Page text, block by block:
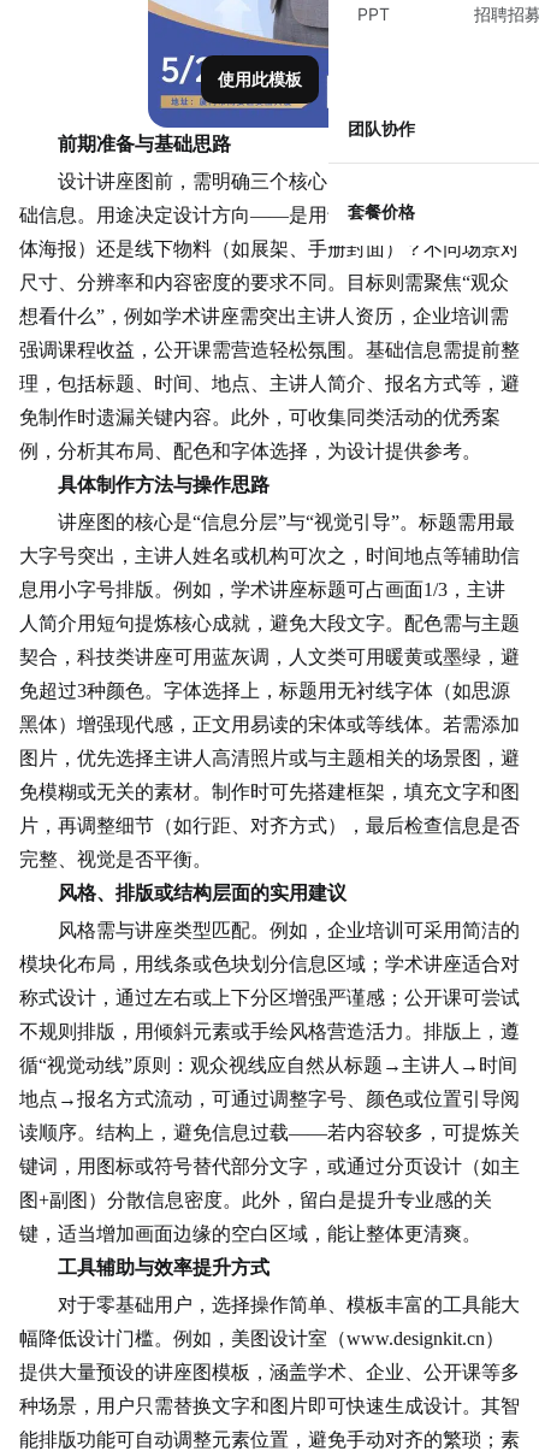
PPT 招聘招
团队协作
套餐价格
使用此模板
前期准备与基础思路
设计讲座图前，需明确三个核心问题：用途、目标与基
础信息。用途决定设计方向——是用于线上宣传（如社交媒
体海报）还是线下物料（如展架、手册封面）？不同场景对
尺寸、分辨率和内容密度的要求不同。目标则需聚焦“观众
想看什么”，例如学术讲座需突出主讲人资历，企业培训需
强调课程收益，公开课需营造轻松氛围。基础信息需提前整
理，包括标题、时间、地点、主讲人简介、报名方式等，避
免制作时遗漏关键内容。此外，可收集同类活动的优秀案
例，分析其布局、配色和字体选择，为设计提供参考。
具体制作方法与操作思路
讲座图的核心是“信息分层”与“视觉引导”。标题需用最
大字号突出，主讲人 姓名或机构可次之，时间地点等辅助信
息用小字号排版。例如，学术讲座标题可占画面1/3，主讲
人简介用短句提炼核心成就，避免大段文字。配色需与主题
契合，科技类讲座可用蓝灰调，人文类可用暖黄或墨绿，避
免超过3种颜色。字体选择上，标题用无衬线字体（如思源
黑体）增强现代感，正文用易读的宋体或等线体。若需添加
图片，优先选择主讲人高清照片或与主题相关的场景图，避
免模糊或无关的素材。制作时可先搭建框架，填充文字和图
片，再调整细节（如行距、对齐方式），最后检查信息是否
完整、视觉是否平衡。
风格、排版或结构层面的实用建议
风格需与讲座类型匹配。例如，企业培训可采用简洁的
模块化布局，用线条或色块划分信息区域；学术讲座适合对
称式设计，通过左右或上下分区增强严谨感；公开课可尝试
不规则 排版，用倾斜元素或手绘风格营造活力。排版上，遵
循“视觉动线”原则：观众视线应自然从标题→主讲人→时间
地点→报名方式流动，可通过调整字号、颜色或位置引导阅
读顺序。结构上，避免信息过载——若内容较多，可提炼关
键词，用 图标或符号替代部分文字，或通过分页设计（如主
图+副图）分散信息密度。此外，留白是提升专业感的关
键，适当增加画面边缘的空白区域，能让整体更清爽。
工具辅助与效率提升方式
对于零基础用户，选择操作简单、模板丰富的工具能大
幅降低设计门槛。例如，美图设计室（www.designkit.cn）
提供大量预设的讲座图模板，涵盖学术、企业、公开课等多
种场景，用户只需替换文字和图片即可快速生成设计。其智
能排版功能可自动调整元素位置，避免手动对齐的繁琐；素